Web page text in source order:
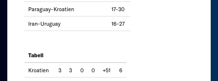
Paraguay–Kroatien 17–30
Iran–Uruguay 16–27
Tabell
Kroatien 3 3 0 0 +51 6